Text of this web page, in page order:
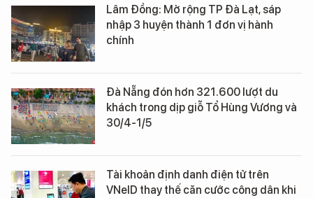
Lâm Đồng: Mở rộng TP Đà Lạt, sáp
nhập 3 huyện thành 1 đơn vị hành
chính
Đà Nẵng đón hơn 321.600 lượt du
khách trong dịp giỗ Tổ Hùng Vương và
30/4-1/5
Tài khoản định danh điện tử trên
VNeID thay thế căn cước công dân khi